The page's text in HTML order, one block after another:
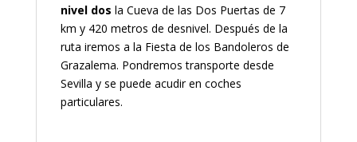
nivel dos la Cueva de las Dos Puertas de 7
km y 420 metros de desnivel. Después de la
ruta iremos a la Fiesta de los Bandoleros de
Grazalema. Pondremos transporte desde
Sevilla y se puede acudir en coches
particulares.